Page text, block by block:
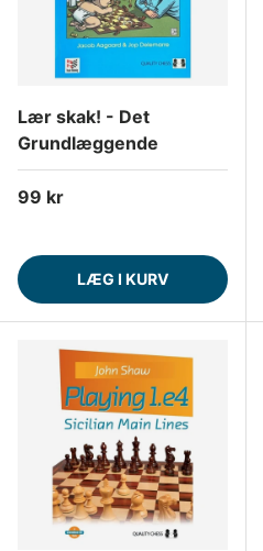
Lær skak! - Det
Grundlæggende
Normalpris
99 kr
LÆG I KURV